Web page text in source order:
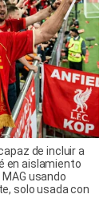
de incluir a
en aislamiento
usando
solo usada con